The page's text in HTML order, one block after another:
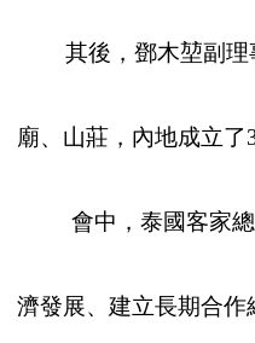
其後，鄧木堃副理事
廟、山莊，內地成立了
會中，泰國客家總會
濟發展、建立長期合作